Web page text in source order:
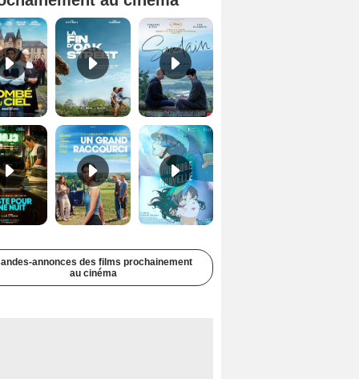
Tombé du ciel Bande-annonce VF La fin d’Oak Street Bande-annonce VO STFR
Juste pour une nuit Bande-annonce VO STFR Un grand raccourci Bande-annonce VF Une aube nouvelle Bande-annonce VO STFR
annonces des films prochainement
au cinéma